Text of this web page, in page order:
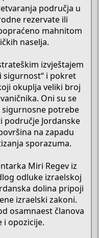
područja u
rezervate ili
mahnitom
naselja.
izvještajem
sigurnost“ i pokret
okuplja veliki broj
Oni su se
sigurnosne potrebe
Jordanske
na zapadu
sporazuma.
Miri Regev iz
odluke izraelskoj
dolina pripoji
izraelski zakoni.
osamnaest članova
i opozicije.